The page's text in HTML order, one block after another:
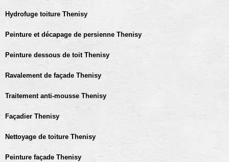
Hydrofuge toiture Thenisy
Peinture et décapage de persienne Thenisy
Peinture dessous de toit Thenisy
Ravalement de façade Thenisy
Traitement anti-mousse Thenisy
Façadier Thenisy
Nettoyage de toiture Thenisy
Peinture façade Thenisy